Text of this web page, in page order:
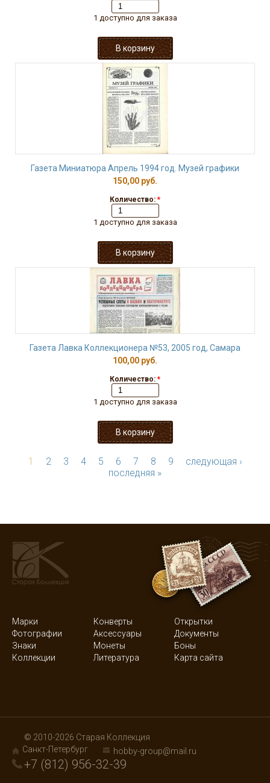
1 доступно для заказа
Газета Миниатюра Апрель 1994 год. Музей графики
150,00 руб.
Количество: *
1 доступно для заказа
Газета Лавка Коллекционера №53, 2005 год, Самара
100,00 руб.
Количество: *
1 доступно для заказа
1 2 3 4 5 6 7 8 9
следующая ›
последняя »
Марки Конверты
Открытки
Фотографии
Аксессуары
Документы
Знаки
Монеты
Боны
Коллекции
Литература Карта сайта
© 2010-2026 Старая Коллекция
Санкт-Петербург
hobby-group@mail.ru
+7 (812) 956-32-39